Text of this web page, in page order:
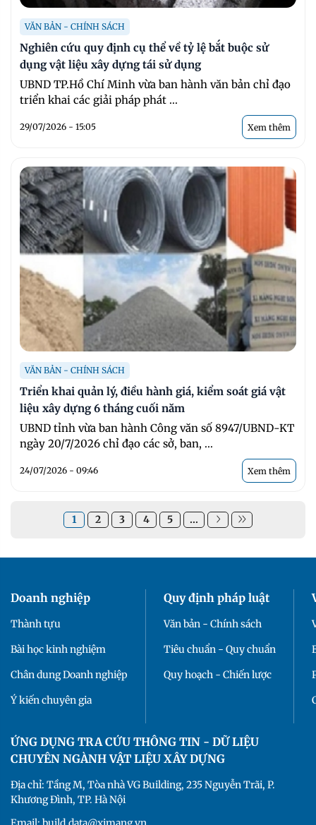
VĂN BẢN - CHÍNH SÁCH
Nghiên cứu quy định cụ thể về tỷ lệ bắt buộc sử
dụng vật liệu xây dựng tái sử dụng
UBND TP.Hồ Chí Minh vừa ban hành văn bản chỉ đạo
triển khai các giải pháp phát ...
29/07/2026 - 15:05 Xem thêm
VĂN BẢN - CHÍNH SÁCH
Triển khai quản lý, điều hành giá, kiểm soát giá vật
liệu xây dựng 6 tháng cuối năm
UBND tỉnh vừa ban hành Công văn số 8947/UBND-KT
ngày 20/7/2026 chỉ đạo các sở, ban, ...
24/07/2026 - 09:46 Xem thêm
1 2 3 4 5 ...
Doanh nghiệp
Thành tựu
Bài học kinh nghiệm
Chân dung Doanh nghiệp
Ý kiến chuyên gia
Quy định pháp luật
Văn bản - Chính sách
Tiêu chuẩn - Quy chuẩn
Quy hoạch - Chiến lược
ỨNG DỤNG TRA CỨU THÔNG TIN - DỮ LIỆU
CHUYÊN NGÀNH VẬT LIỆU XÂY DỰNG
Địa chỉ: Tầng M, Tòa nhà VG Building, 235 Nguyễn Trãi, P.
Khương Đình, TP. Hà Nội